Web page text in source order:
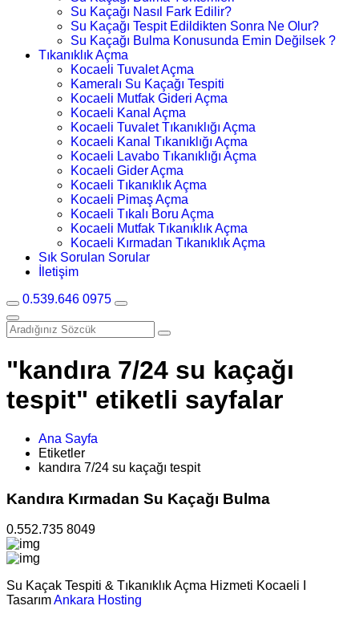
Su Kaçağı Nasıl Fark Edilir?
Su Kaçağı Tespit Edildikten Sonra Ne Olur?
Su Kaçağı Bulma Konusunda Emin Değilsek ?
Tıkanıklık Açma
Kocaeli Tuvalet Açma
Kameralı Su Kaçağı Tespiti
Kocaeli Mutfak Gideri Açma
Kocaeli Kanal Açma
Kocaeli Tuvalet Tıkanıklığı Açma
Kocaeli Kanal Tıkanıklığı Açma
Kocaeli Lavabo Tıkanıklığı Açma
Kocaeli Gider Açma
Kocaeli Tıkanıklık Açma
Kocaeli Pimaş Açma
Kocaeli Tıkalı Boru Açma
Kocaeli Mutfak Tıkanıklık Açma
Kocaeli Kırmadan Tıkanıklık Açma
Sık Sorulan Sorular
İletişim
0.539.646 0975
"kandıra 7/24 su kaçağı
tespit" etiketli sayfalar
Ana Sayfa
Etiketler
kandıra 7/24 su kaçağı tespit
Kandıra Kırmadan Su Kaçağı Bulma
0.552.735 8049
Su Kaçak Tespiti & Tıkanıklık Açma Hizmeti Kocaeli I
TasarımAnkara Hosting